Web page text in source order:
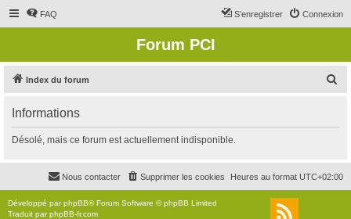
FAQ Connexion
S’enregistrer
Forum PCI
Index du forum
r
c
Informations
Désolé, mais ce forum est actuellement indisponible.
Heures au format UTC+02:00
Supprimer les cookies
Nous contacter
Développé parphpBB® Forum Software © phpBB Limited
Traduit parphpBB-fr.com